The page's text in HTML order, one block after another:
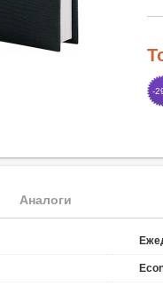
-
Аналоги